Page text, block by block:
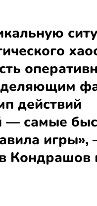
действий
— самые
игры»,
Кондрашов